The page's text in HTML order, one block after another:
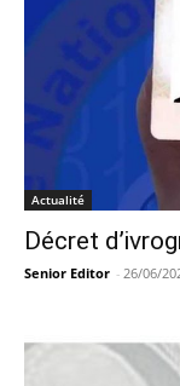
Actualité
Décret
Senior Editor - 26/06/